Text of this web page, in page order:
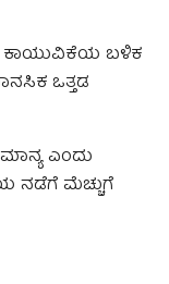
ಕಾಯುವಿಕೆಯ ಬಳಿಕ
ಒತ್ತಡ
ಎಂದು
ನಡೆಗೆ ಮೆಚ್ಚುಗೆ